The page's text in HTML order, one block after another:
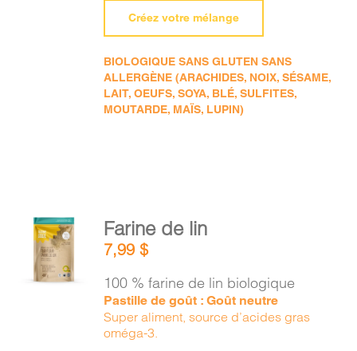
Créez votre mélange
BIOLOGIQUE SANS GLUTEN SANS
ALLERGÈNE (ARACHIDES, NOIX, SÉSAME,
LAIT, OEUFS, SOYA, BLÉ, SULFITES,
MOUTARDE, MAÏS, LUPIN)
AJOUTER
AU
PANIER
/
Farine de lin
7,99$
100 % farine de lin biologique
Pastille de goût : Goût neutre
Super aliment, source d’acides gras
oméga-3.